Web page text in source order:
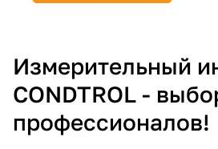
Измерительный
CONDTROL -
профессионалов!
Оставшиеся 75 % будут
списыватьсяс вашей
по